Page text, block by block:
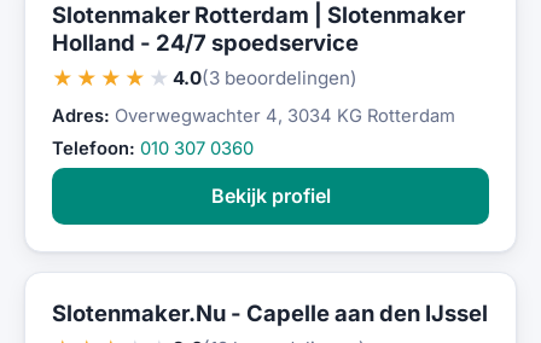
Slotenmaker Rotterdam | Slotenmaker
Holland - 24/7 spoedservice
★★★★★ 4.0(3 beoordelingen)
Adres: Overwegwachter 4, 3034 KG Rotterdam
Telefoon: 010 307 0360
Bekijk profiel
Slotenmaker.Nu - Capelle aan den IJssel